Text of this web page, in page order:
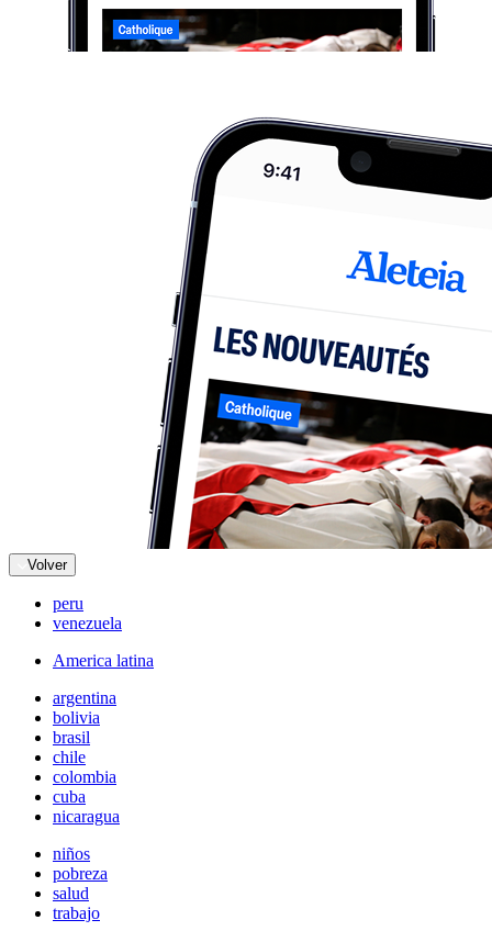
Volver
peru
venezuela
America latina
argentina
bolivia
brasil
chile
colombia
cuba
nicaragua
niños
pobreza
salud
trabajo